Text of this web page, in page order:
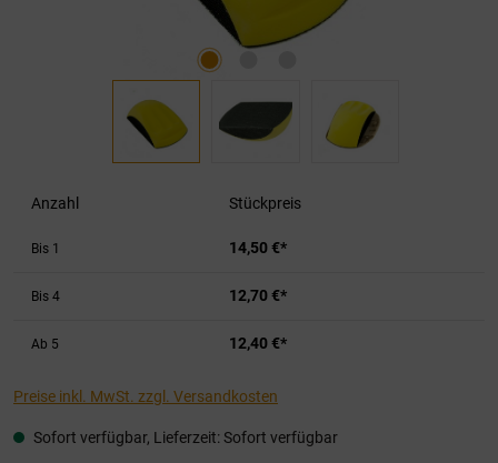
Anzahl Stückpreis
Bis 1 14,50 €*
Bis 4 12,70 €*
Ab 5 12,40 €*
Preise inkl. MwSt. zzgl. Versandkosten
Sofort verfügbar, Lieferzeit: Sofort verfügbar